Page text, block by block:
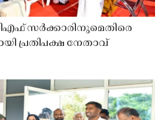
സർക്കാരിനുമെതിരെ
പ്രതിപക്ഷ നേതാവ്